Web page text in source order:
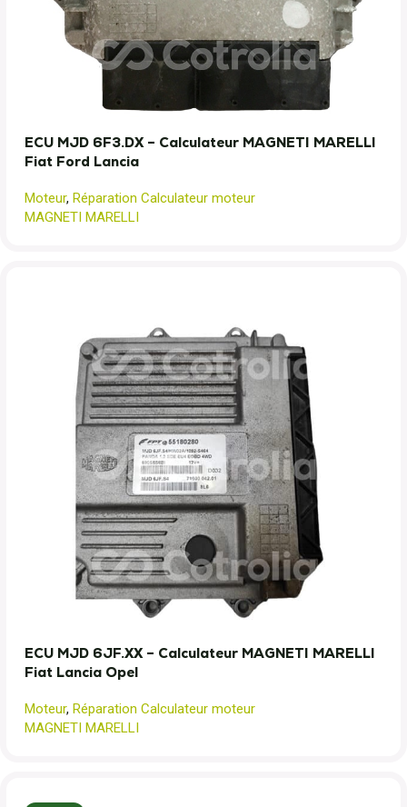
ECU MJD 6F3.DX – Calculateur MAGNETI MARELLI
Fiat Ford Lancia
Moteur, Réparation Calculateur moteur
MAGNETI MARELLI
ECU MJD 6JF.XX – Calculateur MAGNETI MARELLI
Fiat Lancia Opel
Moteur, Réparation Calculateur moteur
MAGNETI MARELLI